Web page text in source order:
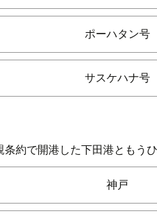
ポーハタン号
サスケハナ号
約で開港した下田港ともう
神戸